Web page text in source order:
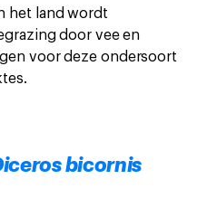
het land wordt
door vee en
voor deze ondersoort
bicornis